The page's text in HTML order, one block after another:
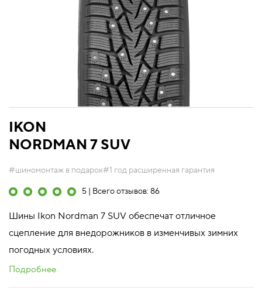
IKON
NORDMAN 7 SUV
#шиномонтаж в подарок#1 год расширенная гарантия
5 | Всего отзывов: 86
Шины Ikon Nordman 7 SUV обеспечат отличное
сцепление для внедорожников в изменчивых зимних
погодных условиях.
Подробнее